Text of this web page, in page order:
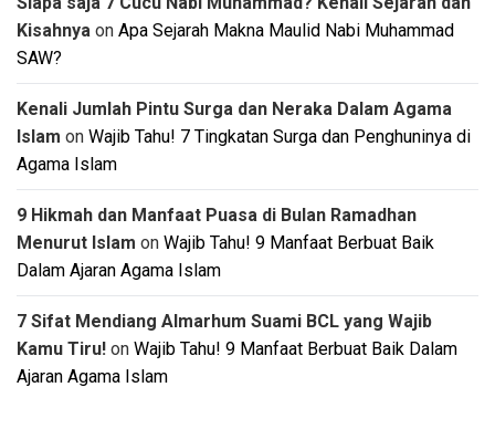
Kisahnya on Apa Sejarah Makna Maulid Nabi Muhammad
SAW?
Kenali Jumlah Pintu Surga dan Neraka Dalam Agama
Islam on Wajib Tahu! 7 Tingkatan Surga dan Penghuninya di
Agama Islam
9 Hikmah dan Manfaat Puasa di Bulan Ramadhan
Menurut Islam on Wajib Tahu! 9 Manfaat Berbuat Baik
Dalam Ajaran Agama Islam
7 Sifat Mendiang Almarhum Suami BCL yang Wajib
Kamu Tiru! on Wajib Tahu! 9 Manfaat Berbuat Baik Dalam
Ajaran Agama Islam